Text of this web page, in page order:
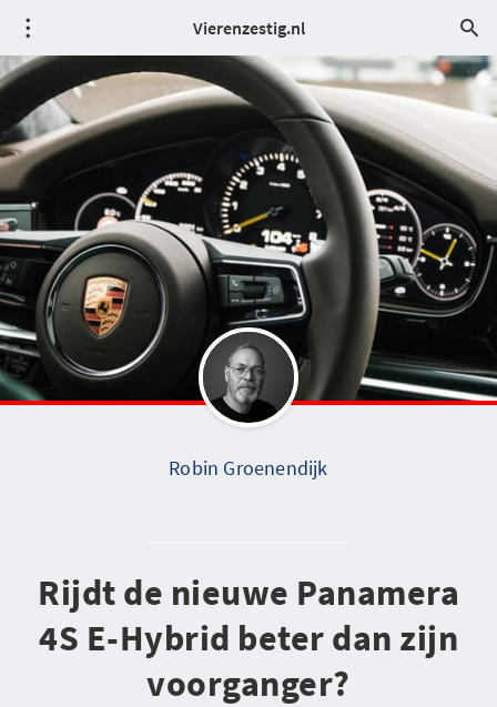
Vierenzestig.nl
Robin Groenendijk
Rijdt de nieuwe Panamera
4S E-Hybrid beter dan zijn
voorganger?